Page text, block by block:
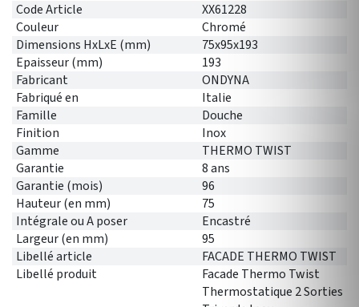
Code Article
XX61228
Couleur
Chromé
Dimensions HxLxE (mm)
75x95x193
Epaisseur (mm)
193
Fabricant
ONDYNA
Fabriqué en
Italie
Famille
Douche
Finition
Inox
Gamme
THERMO TWIST
Garantie
8 ans
Garantie (mois)
96
Hauteur (en mm)
75
Intégrale ou A poser
Encastré
Largeur (en mm)
95
Libellé article
FACADE THERMO TWIST
Libellé produit
Facade Thermo Twist
Thermostatique 2 Sorties